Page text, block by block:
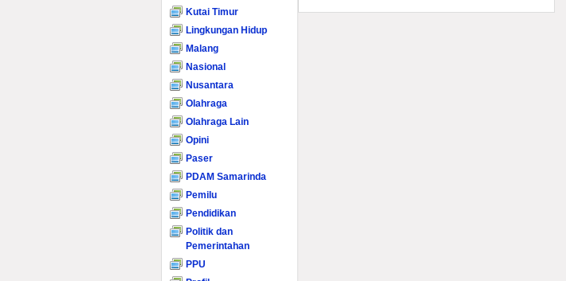
Kutai Timur
Lingkungan Hidup
Malang
Nasional
Nusantara
Olahraga
Olahraga Lain
Opini
Paser
PDAM Samarinda
Pemilu
Pendidikan
Politik dan
Pemerintahan
PPU